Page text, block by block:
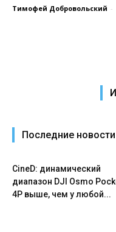
Тимофей Добровольский -
Последние новости
CineD: динамический
диапазон DJI Osmo
4P выше, чем у любой...